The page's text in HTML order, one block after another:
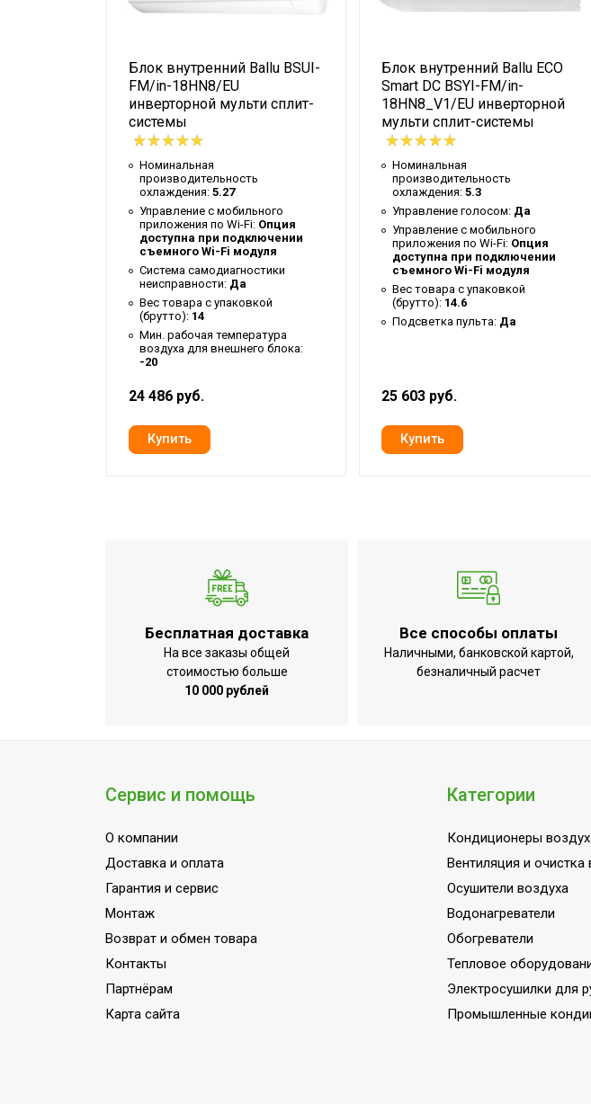
Диаметр труб (жидкость)
Глубина упаковки товара
Макс. рабочая
температура воздуха для
внешнего блока
Ширина упаковки товара
Бренд
Авторестарт при
отключении питания
Макс. потребляемая
мощность
Тип блока
Мощность кондиционера
(охлаждение),BTU
Серия
MULTI SMART
производительность
обогрева
Макс. уровень шума
внешнего блока
блока
Мин.
производительность
Эффективен для помещ.
Макс. длина магистрали
(трассы)
Блок внутренний Ballu BSUI-
FM/in-18HN8/EU
инверторной мульти сплит-
системы
Номинальная
производительность
охлаждения: 5.27
Управление c мобильного
приложения по Wi-Fi: Опция
доступна при подключении
съемного Wi-Fi модуля
Система самодиагностики
неисправности: Да
Вес товара с упаковкой
(брутто): 14
Мин. рабочая температура
воздуха для внешнего блока:
-20
24 486 руб.
Блок внутренний Ballu ECO
Smart DC BSYI-FM/in-
18HN8_V1/EU инверторной
мульти сплит-системы
Номинальная
производительность
охлаждения: 5.3
Управление голосом: Да
Управление c мобильного
приложения по Wi-Fi: Опция
доступна при подключении
съемного Wi-Fi модуля
Вес товара с упаковкой
(брутто): 14.6
Подсветка пульта: Да
25 603 руб.
Бесплатная доставка
На все заказы общей
стоимостью больше
10 000 рублей
Все способы оплаты
Наличными, банковской картой,
безналичный расчет
Сервис и помощь
О компании
Доставка и оплата
Гарантия и сервис
Монтаж
Возврат и обмен товара
Контакты
Партнёрам
Карта сайта
Категории
Кондиционеры
Вентиляция и очистка
Осушители воздуха
Водонагреватели
Обогреватели
Тепловое
Электросушилки для
Промышленные